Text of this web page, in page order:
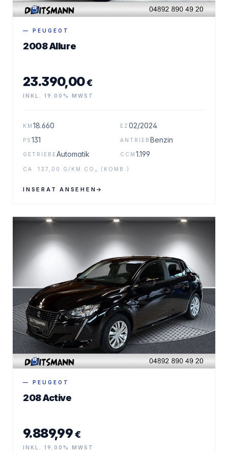
— PEUGEOT
2008 Allure
23.390,00€
INKL. 19.00% MWST
KM 18.660 EZ 02/2024
PS 131 ANTRIEB Benzin
GETRIEBEAutomatik CCM 1.199
CA. 137,00 G/KM CO₂ (KOMB.)
INSERAT ANSEHEN →
— PEUGEOT
208 Active
9.889,99€
INKL. 19.00% MWST